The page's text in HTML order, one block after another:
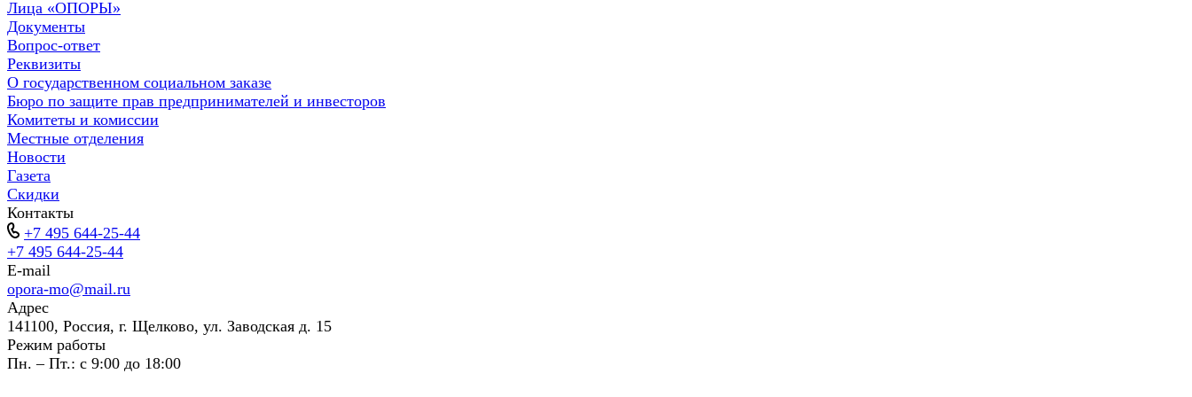
Лица «ОПОРЫ»
Документы
Вопрос-ответ
Реквизиты
О государственном социальном заказе
Бюро по защите прав предпринимателей и инвесторов
Комитеты и комиссии
Местные отделения
Новости
Газета
Скидки
Контакты
+7 495 644-25-44
+7 495 644-25-44
E-mail
opora-mo@mail.ru
Адрес
141100, Россия, г. Щелково, ул. Заводская д. 15
Режим работы
Пн. – Пт.: с 9:00 до 18:00